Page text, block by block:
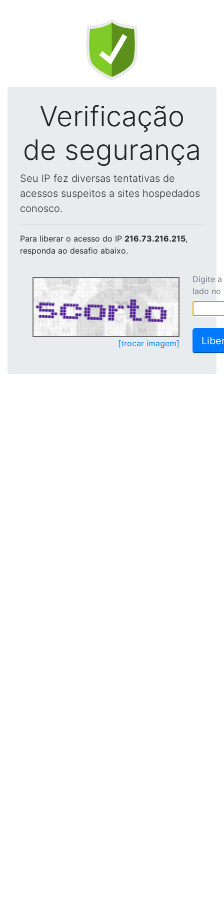
Verificação
de segurança
Seu IP fez diversas tentativas de
acessos suspeitos a sites hospedados
conosco.
Para liberar o acesso do IP 216.73.216.215,
responda ao desafio abaixo.
[trocar imagem]
Digite
lado no